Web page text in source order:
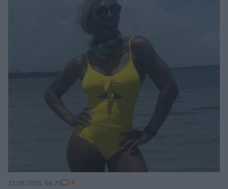
22.08.2025, 06:25 9